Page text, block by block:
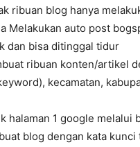
ribuan blog hanya
Melakukan auto post
dan bisa ditinggal tidur
ribuan konten/artikel
kecamatan,
halaman 1 google melalui
blog dengan kata